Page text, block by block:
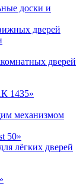
доски и
дверей
дверей
1435»
механизмом
50»
лёгких дверей